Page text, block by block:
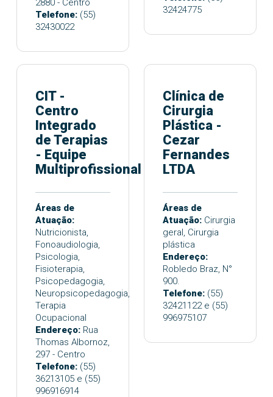
Telefone: (55)
32430022
32424775
CIT -
Centro
Integrado
de Terapias
- Equipe
Multiprofissional
Áreas de
Atuação:
Nutricionista,
Fonoaudiologia,
Psicologia,
Fisioterapia,
Psicopedagogia,
Neuropsicopedagogia,
Terapia
Ocupacional
Endereço: Rua
Thomas Albornoz,
297 - Centro
Telefone: (55)
36213105 e (55)
996916914
Clínica de
Cirurgia
Plástica -
Cezar
Fernandes
LTDA
Áreas de
Atuação: Cirurgia
geral, Cirurgia
plástica
Endereço:
Robledo Braz, N°
900.
Telefone: (55)
32421122 e (55)
996975107